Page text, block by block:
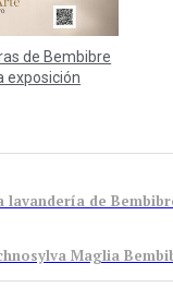
de Bembibre
exposición
Maglia